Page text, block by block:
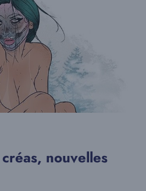
nouvelles